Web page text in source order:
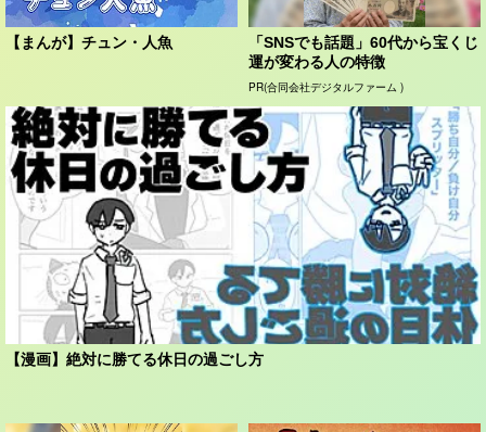
【まんが】チュン・人魚
「SNSでも話題」60代から宝くじ
運が変わる人の特徴
PR(合同会社デジタルファーム )
【漫画】絶対に勝てる休日の過ごし方